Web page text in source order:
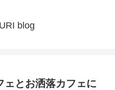
blog
ェとお洒落カフェに